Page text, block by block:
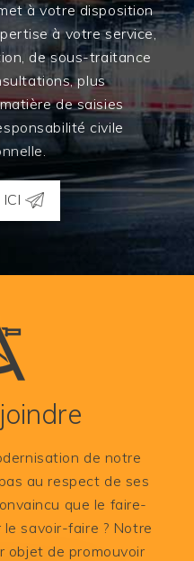
à votre disposition
à votre service,
de sous-traitance
plus
de saisies
civile
de notre
au respect de ses
que le faire-
savoir-faire ? Notre
objet de promouvoir